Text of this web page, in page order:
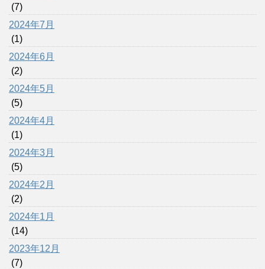
(7)
2024年7月
(1)
2024年6月
(2)
2024年5月
(5)
2024年4月
(1)
2024年3月
(5)
2024年2月
(2)
2024年1月
(14)
2023年12月
(7)